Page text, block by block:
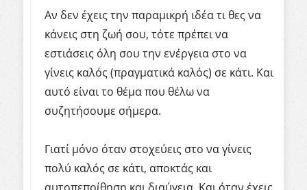
Αν δεν έχεις την παραμικρή ιδέα τι θες να
κάνεις στη ζωή σου, τότε πρέπει να
εστιάσεις όλη σου την ενέργεια στο να
γίνεις καλός (πραγματικά καλός) σε κάτι. Και
αυτό είναι το θέμα που θέλω να
συζητήσουμε σήμερα.
Γιατί μόνο όταν στοχεύεις στο να γίνεις
πολύ καλός σε κάτι, αποκτάς και